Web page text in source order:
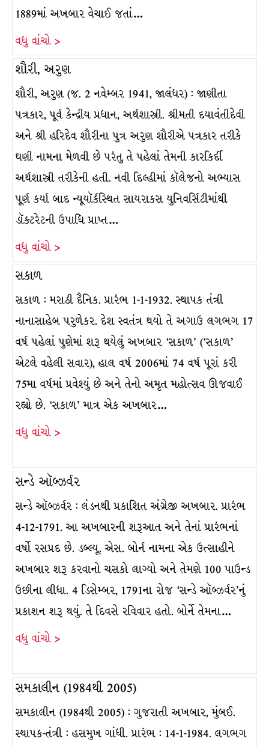
1889માં અખબાર વેચાઈ જતાં…
વધુ વાંચો >
શૌરી, અરુણ
શૌરી, અરુણ (જ. 2 નવેમ્બર 1941, જાલંધર) : જાણીતા
પત્રકાર, પૂર્વ કેન્દ્રીય પ્રધાન, અર્થશાસ્ત્રી. શ્રીમતી દયાવંતીદેવી
અને શ્રી હરિદેવ શૌરીના પુત્ર અરુણ શૌરીએ પત્રકાર તરીકે
ઘણી નામના મેળવી છે પરંતુ તે પહેલાં તેમની કારકિર્દી
અર્થશાસ્ત્રી તરીકેની હતી. નવી દિલ્હીમાં કૉલેજનો અભ્યાસ
પૂર્ણ કર્યા બાદ ન્યૂયૉર્કસ્થિત સાયરાકસ યુનિવર્સિટીમાંથી
ડૉક્ટરેટની ઉપાધિ પ્રાપ્ત…
વધુ વાંચો >
સકાળ
સકાળ : મરાઠી દૈનિક. પ્રારંભ 1-1-1932. સ્થાપક તંત્રી
નાનાસાહેબ પરુળેકર. દેશ સ્વતંત્ર થયો તે અગાઉ લગભગ 17
વર્ષ પહેલાં પુણેમાં શરૂ થયેલું અખબાર ‘સકાળ’ (‘સકાળ’
એટલે વહેલી સવાર), હાલ વર્ષ 2006માં 74 વર્ષ પૂરાં કરી
75મા વર્ષમાં પ્રવેશ્યું છે અને તેનો અમૃત મહોત્સવ ઊજવાઈ
રહ્યો છે. ‘સકાળ’ માત્ર એક અખબાર…
વધુ વાંચો >
સન્ડે ઑબ્ઝર્વર
સન્ડે ઑબ્ઝર્વર : લંડનથી પ્રકાશિત અંગ્રેજી અખબાર. પ્રારંભ
4-12-1791. આ અખબારની શરૂઆત અને તેનાં પ્રારંભનાં
વર્ષો રસપ્રદ છે. ડબ્લ્યૂ. એસ. બોર્ન નામના એક ઉત્સાહીને
અખબાર શરૂ કરવાનો ચસકો લાગ્યો અને તેમણે 100 પાઉન્ડ
ઉછીના લીધા. 4 ડિસેમ્બર, 1791ના રોજ ‘સન્ડે ઑબ્ઝર્વર’નું
પ્રકાશન શરૂ થયું. તે દિવસે રવિવાર હતો. બોર્ને તેમના…
વધુ વાંચો >
સમકાલીન (1984થી 2005)
સમકાલીન (1984થી 2005) : ગુજરાતી અખબાર, મુંબઈ.
સ્થાપક-તંત્રી : હસમુખ ગાંધી. પ્રારંભ : 14-1-1984. લગભગ